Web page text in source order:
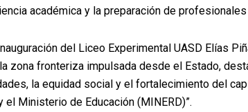
académica y la preparación de
del Liceo Experimental UASD Elías
zona fronteriza impulsada desde el Estado,
la equidad social y el fortalecimiento del
el Ministerio de Educación (MINERD)”.